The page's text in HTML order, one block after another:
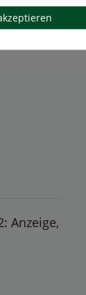
Anzeige,